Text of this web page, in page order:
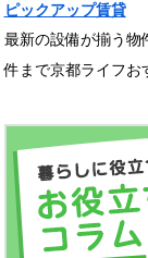
ピックアップ賃貸
最新の設備が揃う物
件まで京都ライフお